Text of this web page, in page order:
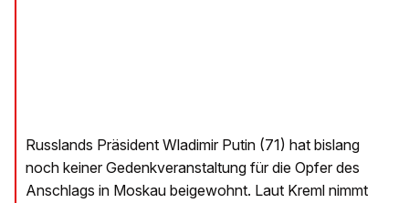
Russlands Präsident Wladimir Putin (71) hat bislang
noch keiner Gedenkveranstaltung für die Opfer des
Anschlags in Moskau beigewohnt. Laut Kreml nimmt